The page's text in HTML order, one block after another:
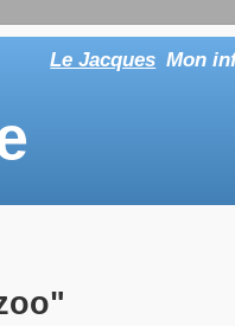
Le Jacques Mon